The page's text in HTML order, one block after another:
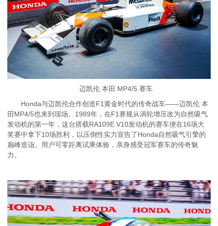
迈凯伦 本田 MP4/5 赛车
Honda与迈凯伦合作创造F1黄金时代的传奇战车——迈凯伦 本
田MP4/5也来到现场。1989年，在F1赛规从涡轮增压改为自然吸气
发动机的第一年，这台搭载RA109E V10发动机的赛车便在16场大
奖赛中拿下10场胜利，以压倒性实力宣告了Honda自然吸气引擎的
巅峰造诣。用户可零距离试乘体验，亲身感受冠军赛车的传奇魅
力。